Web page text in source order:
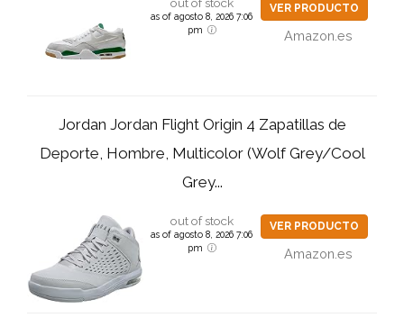
as of agosto 8, 2026 7:06
pm
VER PRODUCTO
Amazon.es
Jordan Jordan Flight Origin 4 Zapatillas de
Deporte, Hombre, Multicolor (Wolf Grey/Cool
Grey...
out of stock
as of agosto 8, 2026 7:06
pm
VER PRODUCTO
Amazon.es